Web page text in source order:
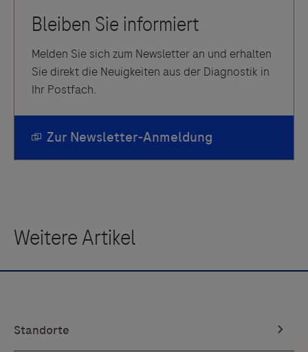
Melden Sie sich zum Newsletter an und erhalten
Sie direkt die Neuigkeiten aus der Diagnostik in
Ihr Postfach.